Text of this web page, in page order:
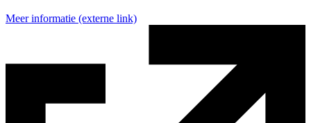
Meer informatie (externe link)